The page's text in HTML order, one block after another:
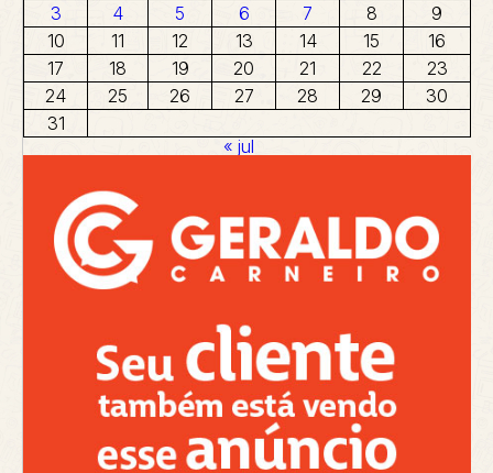
3
4 5 6 7 8
9
10
11 12 13 14 15
16
17
18 19 20 21 22
23
24
25 26 27 28 29
30
31
« jul